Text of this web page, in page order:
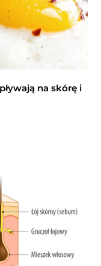
na skórę i